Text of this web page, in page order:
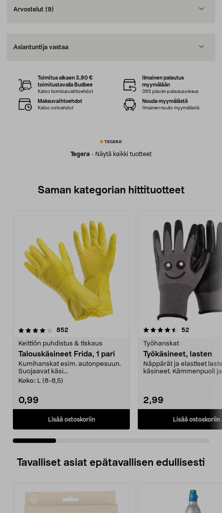
Arvostelut (9)
Asiantuntija vastaa
Tegera - Näytä kaikki tuotteet
Toimitus alkaen 3,90 €
toimitustavalla Budbee
Katso toimitusvaihtoehdot
Ilmainen palautus
myymälään
365 päivän palautusoikeus
Maksuvaihtoehdot
Katso ostoehdot
Nouda myymälästä
Ilmainen nouto myymälästä
Saman kategorian hittituotteet
852
Keittiön puhdistus & tiskaus
Talouskäsineet Frida, 1 pari
Kumihanskat esim. autonpesuun.
Suojaavat käsi...
Koko: L (8-8,5)
0,99
Lisää ostoskoriin
4.5 viidestä
52
Työhanskat
Työkäsineet, lasten
Näppärät ja elastiset
käsineet. Kämmenpuoli ja
2,99
Lisää ostoskoriin
4.5 viidestä
Tavalliset asiat epätavallisen edullisesti